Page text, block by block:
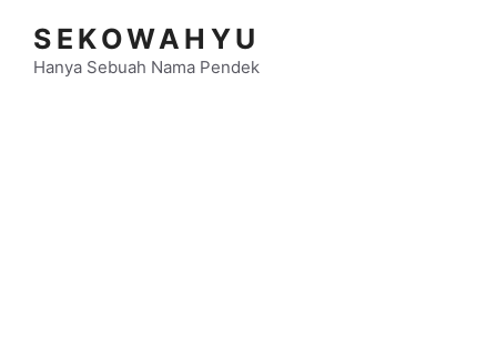
SEKOWAHYU
Hanya Sebuah Nama Pendek